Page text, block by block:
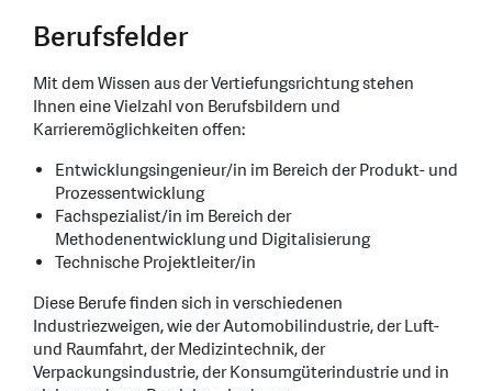
Berufsfelder
Mit dem Wissen aus der Vertiefungsrichtung stehen
Ihnen eine Vielzahl von Berufsbildern und
Karrieremöglichkeiten offen:
Entwicklungsingenieur/in im Bereich der Produkt- und
Prozessentwicklung
Fachspezialist/in im Bereich der
Methodenentwicklung und Digitalisierung
Technische Projektleiter/in
Diese Berufe finden sich in verschiedenen
Industriezweigen, wie der Automobilindustrie, der Luft-
und Raumfahrt, der Medizintechnik, der
Verpackungsindustrie, der Konsumgüterindustrie und in